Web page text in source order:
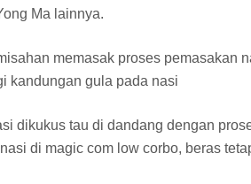
Ma lainnya.
memasak proses pemasakan
kandungan gula pada nasi
dikukus tau di dandang dengan
di magic com low corbo, beras